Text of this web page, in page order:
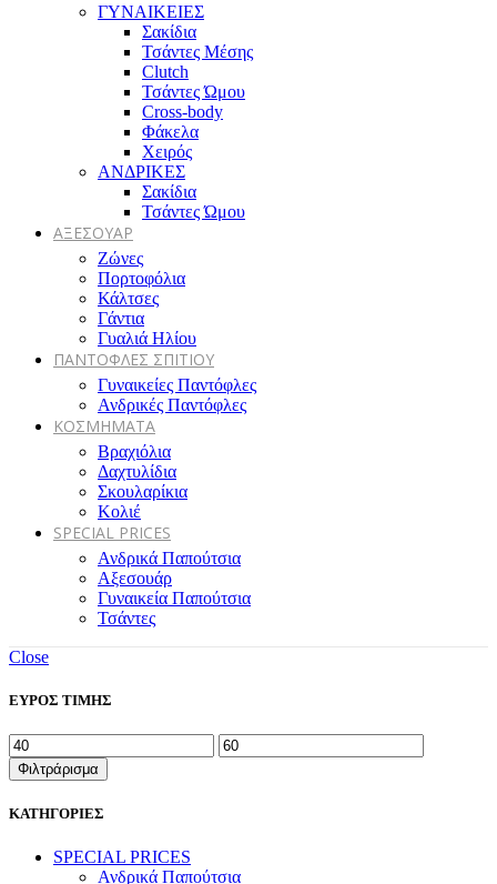
ΓΥΝΑΙΚΕΙΕΣ
Σακίδια
Τσάντες Μέσης
Clutch
Τσάντες Ώμου
Cross-body
Φάκελα
Χειρός
ΑΝΔΡΙΚΕΣ
Σακίδια
Τσάντες Ώμου
ΑΞΕΣΟΥΑΡ
Ζώνες
Πορτοφόλια
Κάλτσες
Γάντια
Γυαλιά Ηλίου
ΠΑΝΤΟΦΛΕΣ ΣΠΙΤΙΟΥ
Γυναικείες Παντόφλες
Ανδρικές Παντόφλες
ΚΟΣΜΗΜΑΤΑ
Βραχιόλια
Δαχτυλίδια
Σκουλαρίκια
Κολιέ
SPECIAL PRICES
Ανδρικά Παπούτσια
Αξεσουάρ
Γυναικεία Παπούτσια
Τσάντες
Close
ΕΥΡΟΣ ΤΙΜΗΣ
Ελάχιστη
τιμή
Μέγιστη
τιμή
Φιλτράρισμα
ΚΑΤΗΓΟΡΙΕΣ
SPECIAL PRICES
Ανδρικά Παπούτσια